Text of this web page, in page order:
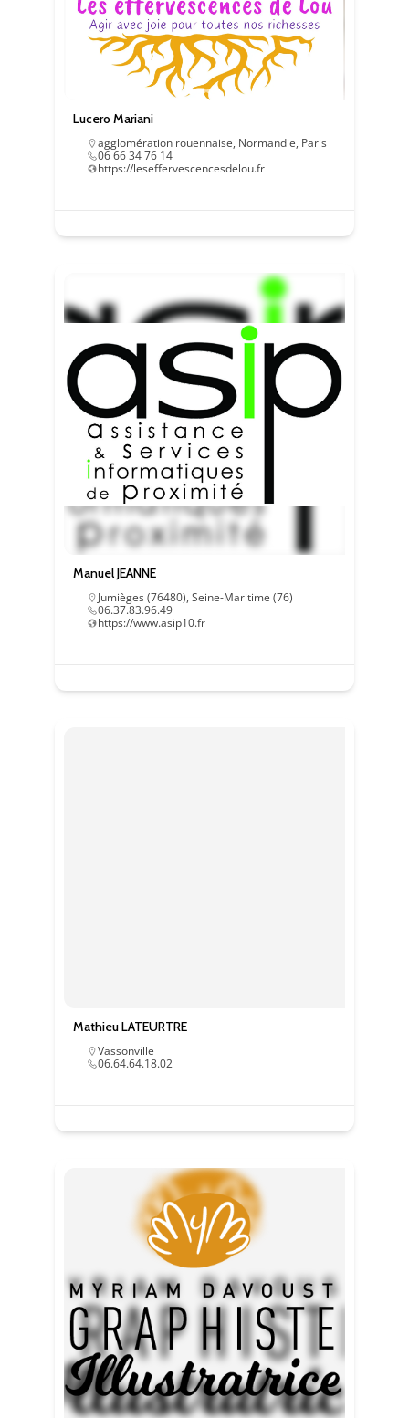
Lucero Mariani
agglomération rouennaise, Normandie, Paris
06 66 34 76 14
https://leseffervescencesdelou.fr
Manuel JEANNE
Jumièges (76480), Seine-Maritime (76)
06.37.83.96.49
https://www.asip10.fr
Mathieu LATEURTRE
Vassonville
06.64.64.18.02